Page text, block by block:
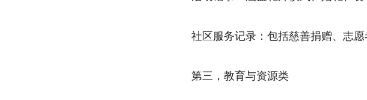
社区服务记录：包括慈善捐赠、志愿
第三，教育与资源类